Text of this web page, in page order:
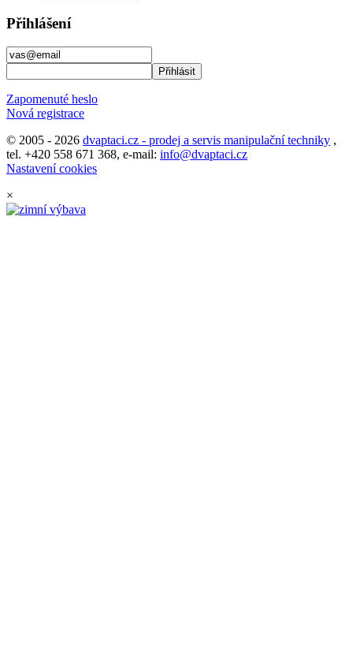
Přihlášení
Zapomenuté heslo
Nová registrace
© 2005 - 2026 dvaptaci.cz - prodej a servis manipulační techniky ,
tel. +420 558 671 368, e-mail: info@dvaptaci.cz
Nastavení cookies
×